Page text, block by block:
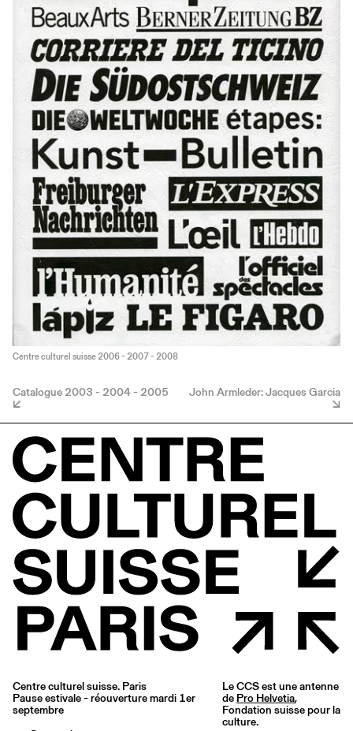
Centre culturel suisse 2006 - 2007 - 2008
Catalogue 2003 - 2004 - 2005 John Armleder: Jacques Garcia
Centre culturel suisse. Paris
Pause estivale - réouverture mardi 1er
septembre
Le CCS est une antenne
de Pro Helvetia,
Fondation suisse pour la
culture.